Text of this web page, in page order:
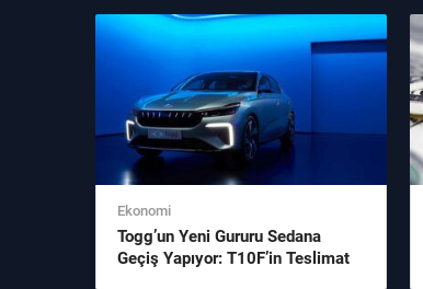
Ekonomi
Togg’un Yeni Gururu Sedana
Geçiş Yapıyor: T10F’in Teslimat